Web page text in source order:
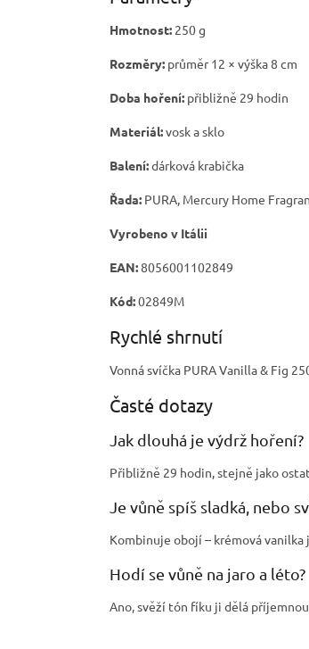
Hmotnost: 250 g
Rozměry: průměr 12 × výška 8 cm
Doba hoření: přibližně 29 hodin
Materiál:vosk a sklo
Balení:dárková krabička
Řada: PURA, Mercury Home
Vyrobeno v Itálii
EAN:8056001102849
Kód:02849M
Rychlé shrnutí
Vonná svíčka PURA Vanilla & Fig
Časté dotazy
Jak dlouhá je výdrž hoření?
Přibližně 29 hodin, stejně jako
Je vůně spíš sladká, nebo
Kombinuje obojí – krémová
Hodí se vůně na jaro a léto?
Ano, svěží tón fíku ji dělá